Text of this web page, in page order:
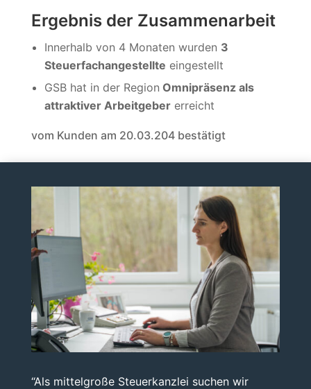
Ergebnis der Zusammenarbeit
Innerhalb von 4 Monaten wurden 3
Steuerfachangestellte eingestellt
GSB hat in der Region Omnipräsenz als
attraktiver Arbeitgebererreicht
vom Kunden am 20.03.204 bestätigt
“Als mittelgroße Steuerkanzlei suchen wir